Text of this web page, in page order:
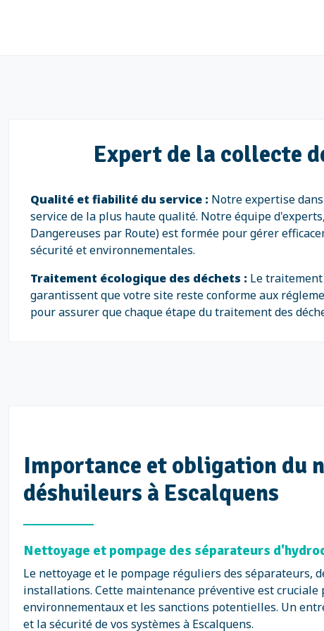
Expert de la collecte
Qualité et fiabilité du service : Notre expertise
service de la plus haute qualité. Notre équipe
Dangereuses par Route) est formée pour gérer
sécurité et environnementales.
Traitement écologique des déchets : Le traitement
garantissent que votre site reste conforme aux
pour assurer que chaque étape du traitement des
Importance et obligation du
déshuileurs à Escalquens
Nettoyage et pompage des séparateurs
Le nettoyage et le pompage réguliers des séparateurs,
installations. Cette maintenance préventive est
environnementaux et les sanctions potentielles. Un
et la sécurité de vos systèmes à Escalquens.